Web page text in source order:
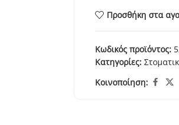
Προσθήκη στα
Κωδικός προϊόντος:
Κατηγορίες:
Κοινοποίηση: